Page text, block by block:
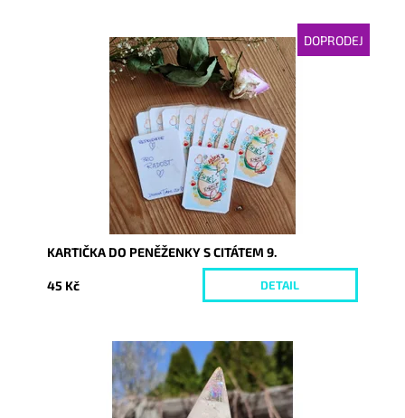
DOPRODEJ
Dostupnost:
Momentálně nedostupné
6338
KARTIČKA DO PENĚŽENKY S CITÁTEM 9.
45 Kč DETAIL
Dostupnost:
Skladem
6350